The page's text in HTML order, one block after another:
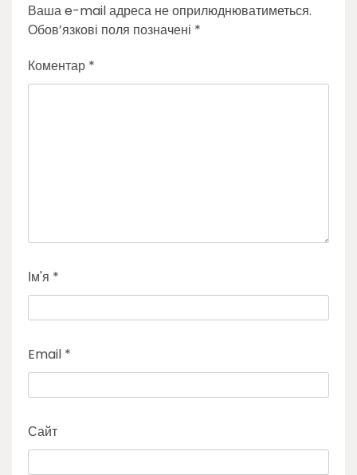
Ваша e-mail адреса не оприлюднюватиметься.
Обов’язкові поля позначені *
Коментар *
Ім'я *
Email *
Сайт